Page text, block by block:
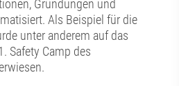
Gründungen und
Als Beispiel für die
unter anderem auf das
Safety Camp des